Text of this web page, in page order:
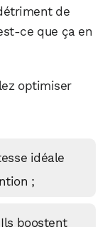
de
ce que ça en
optimiser
idéale
;
Ils boostent